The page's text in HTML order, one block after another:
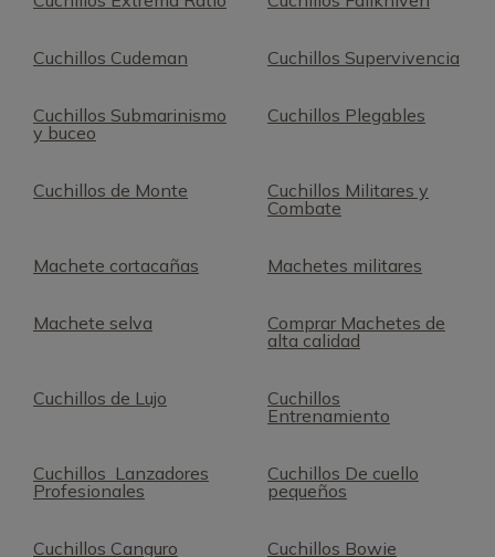
Cuchillos Cudeman Cuchillos Supervivencia
Cuchillos Submarinismo
y buceo
Cuchillos Plegables
Cuchillos de Monte
Cuchillos Militares y
Combate
Machete cortacañas Machetes militares
Machete selva
Comprar Machetes de
alta calidad
Cuchillos de Lujo
Cuchillos
Entrenamiento
Cuchillos Lanzadores
Profesionales
Cuchillos De cuello
pequeños
Cuchillos Canguro Cuchillos Bowie